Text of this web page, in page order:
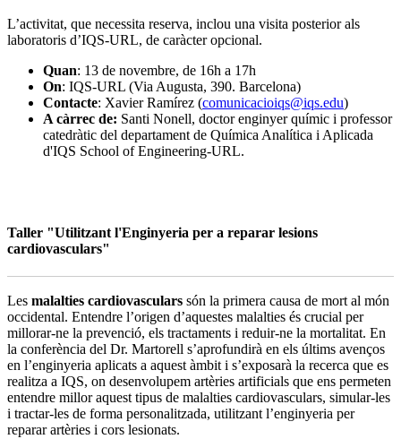
L’activitat, que necessita reserva, inclou una visita posterior als
laboratoris d’IQS-URL, de caràcter opcional.
Quan: 13 de novembre, de 16h a 17h
On: IQS-URL (Via Augusta, 390. Barcelona)
Contacte: Xavier Ramírez (comunicacioiqs@iqs.edu)
A càrrec de: Santi Nonell, doctor enginyer químic i professor
catedràtic del departament de Química Analítica i Aplicada
d'IQS School of Engineering-URL.
Taller "Utilitzant l'Enginyeria per a reparar lesions
cardiovasculars"
Les malalties cardiovasculars són la primera causa de mort al món
occidental. Entendre l’origen d’aquestes malalties és crucial per
millorar-ne la prevenció, els tractaments i reduir-ne la mortalitat. En
la conferència del Dr. Martorell s’aprofundirà en els últims avenços
en l’enginyeria aplicats a aquest àmbit i s’exposarà la recerca que es
realitza a IQS, on desenvolupem artèries artificials que ens permeten
entendre millor aquest tipus de malalties cardiovasculars, simular-les
i tractar-les de forma personalitzada, utilitzant l’enginyeria per
reparar artèries i cors lesionats.